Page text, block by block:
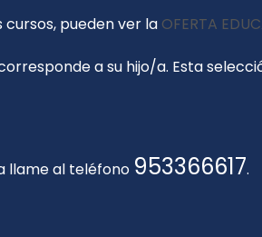
cursos, pueden ver la OFERTA
a su hijo/a. Esta
llame al teléfono 953366617.